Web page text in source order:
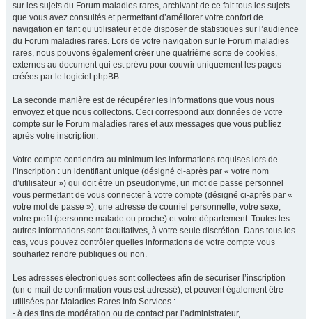
sur les sujets du Forum maladies rares, archivant de ce fait tous les sujets
que vous avez consultés et permettant d’améliorer votre confort de
navigation en tant qu’utilisateur et de disposer de statistiques sur l’audience
du Forum maladies rares. Lors de votre navigation sur le Forum maladies
rares, nous pouvons également créer une quatrième sorte de cookies,
externes au document qui est prévu pour couvrir uniquement les pages
créées par le logiciel phpBB.
La seconde manière est de récupérer les informations que vous nous
envoyez et que nous collectons. Ceci correspond aux données de votre
compte sur le Forum maladies rares et aux messages que vous publiez
après votre inscription.
Votre compte contiendra au minimum les informations requises lors de
l’inscription : un identifiant unique (désigné ci-après par « votre nom
d’utilisateur ») qui doit être un pseudonyme, un mot de passe personnel
vous permettant de vous connecter à votre compte (désigné ci-après par «
votre mot de passe »), une adresse de courriel personnelle, votre sexe,
votre profil (personne malade ou proche) et votre département. Toutes les
autres informations sont facultatives, à votre seule discrétion. Dans tous les
cas, vous pouvez contrôler quelles informations de votre compte vous
souhaitez rendre publiques ou non.
Les adresses électroniques sont collectées afin de sécuriser l’inscription
(un e-mail de confirmation vous est adressé), et peuvent également être
utilisées par Maladies Rares Info Services :
- à des fins de modération ou de contact par l’administrateur,